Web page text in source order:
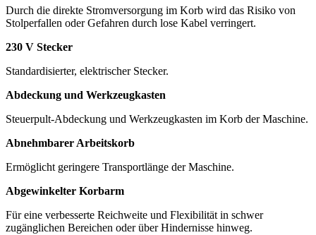
Durch die direkte Stromversorgung im Korb wird das Risiko von
Stolperfallen oder Gefahren durch lose Kabel verringert.
230 V Stecker
Standardisierter, elektrischer Stecker.
Abdeckung und Werkzeugkasten
Steuerpult-Abdeckung und Werkzeugkasten im Korb der Maschine.
Abnehmbarer Arbeitskorb
Ermöglicht geringere Transportlänge der Maschine.
Abgewinkelter Korbarm
Für eine verbesserte Reichweite und Flexibilität in schwer
zugänglichen Bereichen oder über Hindernisse hinweg.